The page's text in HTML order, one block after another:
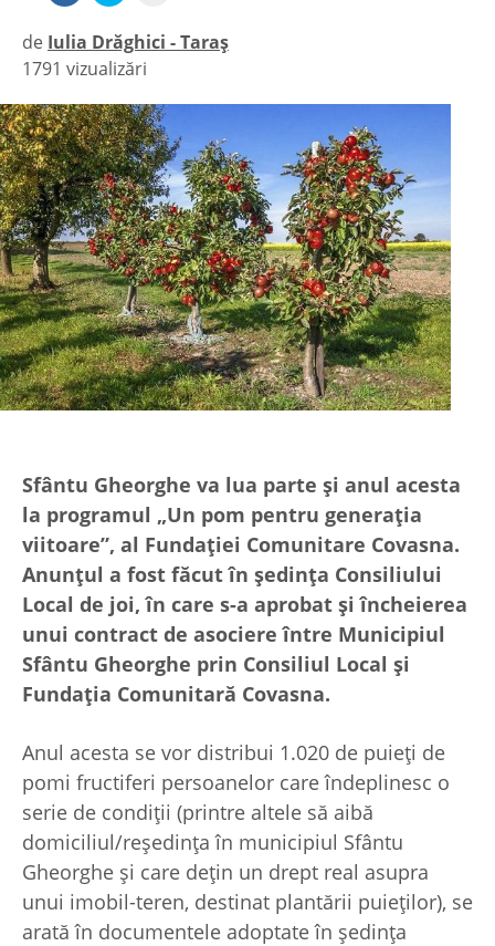
de Iulia Drăghici - Taraș
|
1791 vizualizări
Sfântu Gheorghe va lua parte și anul acesta
la programul „Un pom pentru generația
viitoare”, al Fundației Comunitare Covasna.
Anunțul a fost făcut în ședința Consiliului
Local de joi, în care s-a aprobat și încheierea
unui contract de asociere între Municipiul
Sfântu Gheorghe prin Consiliul Local și
Fundația Comunitară Covasna.
Anul acesta se vor distribui 1.020 de puieți de
pomi fructiferi persoanelor care îndeplinesc o
serie de condiții (printre altele să aibă
domiciliul/reședința în municipiul Sfântu
Gheorghe și care dețin un drept real asupra
unui imobil-teren, destinat plantării puieților), se
arată în documentele adoptate în ședința